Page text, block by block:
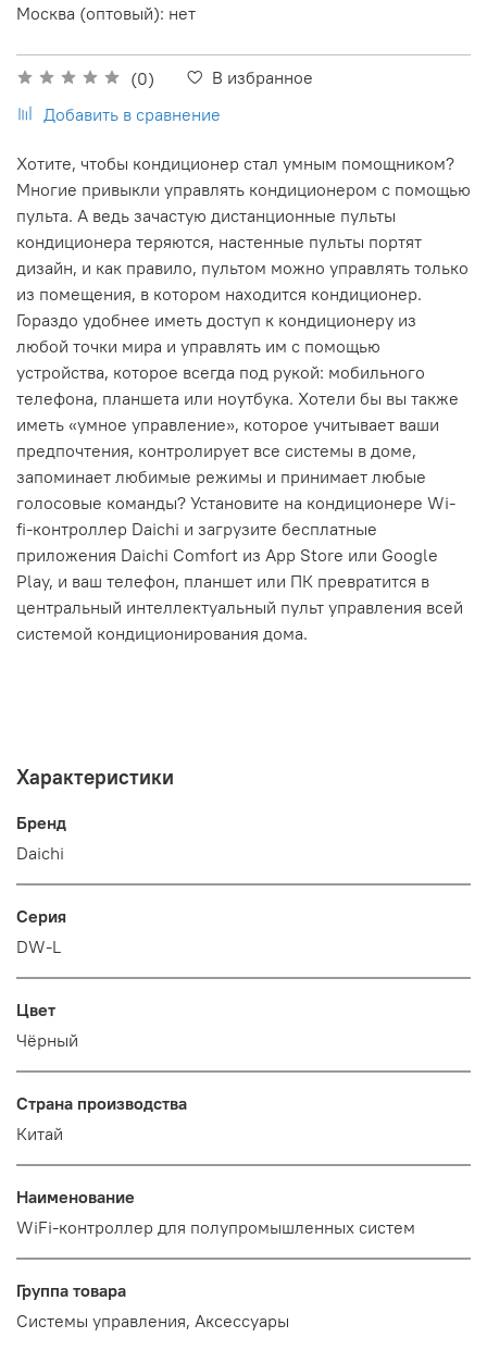
(0)
В избранное
Добавить в сравнение
Москва (оптовый): нет
Хотите, чтобы кондиционер стал умным помощником?
Многие привыкли управлять кондиционером с помощью
пульта. А ведь зачастую дистанционные пульты
кондиционера теряются, настенные пульты портят
дизайн, и как правило, пультом можно управлять только
из помещения, в котором находится кондиционер.
Гораздо удобнее иметь доступ к кондиционеру из
любой точки мира и управлять им с помощью
устройства, которое всегда под рукой: мобильного
телефона, планшета или ноутбука. Хотели бы вы также
иметь «умное управление», которое учитывает ваши
предпочтения, контролирует все системы в доме,
запоминает любимые режимы и принимает любые
голосовые команды? Установите на кондиционере Wi-
fi-контроллер Daichi и загрузите бесплатные
приложения Daichi Comfort из App Store или Google
Play, и ваш телефон, планшет или ПК превратится в
центральный интеллектуальный пульт управления всей
системой кондиционирования дома.
Характеристики
Бренд
Daichi
Серия
DW-L
Цвет
Чёрный
Страна производства
Китай
Наименование
WiFi-контроллер для полупромышленных систем
Группа товара
Системы управления, Аксессуары